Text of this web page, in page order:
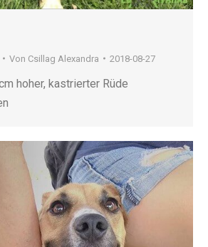
Von Csillag Alexandra 2018-08-27
hoher, kastrierter Rüde